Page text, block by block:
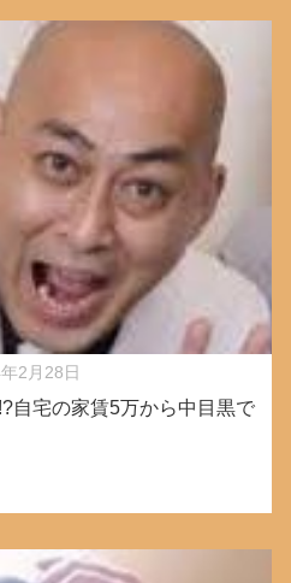
2月28日
自宅の家賃5万から中目黒で